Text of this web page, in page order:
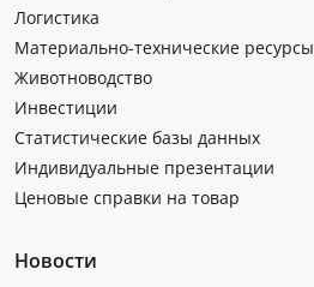
Логистика
Материально-технические ресурсы
Животноводство
Инвестиции
Статистические базы данных
Индивидуальные презентации
Ценовые справки на товар
Новости